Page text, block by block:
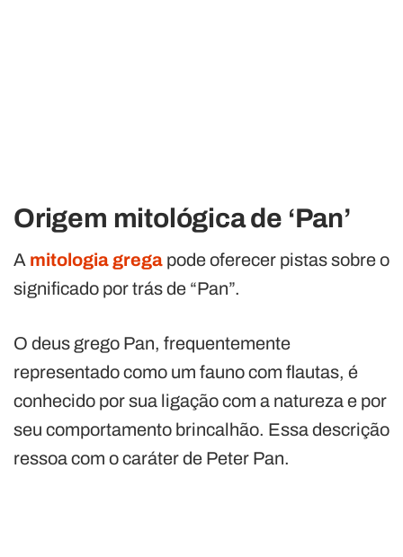
Origem mitológica de ‘Pan’
A mitologia grega pode oferecer pistas sobre o
significado por trás de “Pan”.
O deus grego Pan, frequentemente
representado como um fauno com flautas, é
conhecido por sua ligação com a natureza e por
seu comportamento brincalhão. Essa descrição
ressoa com o caráter de Peter Pan.